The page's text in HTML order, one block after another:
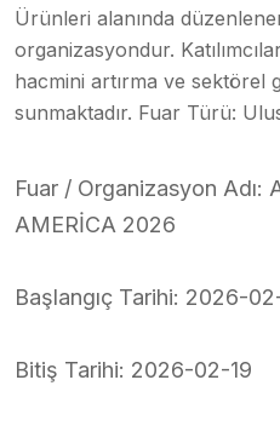
Ürünleri alanında
organizasyondur.
hacmini artırma ve sektörel
sunmaktadır. Fuar Türü:
Fuar / Organizasyon Adı:
AMERİCA 2026
Başlangıç Tarihi: 2026-
Bitiş Tarihi: 2026-02-19